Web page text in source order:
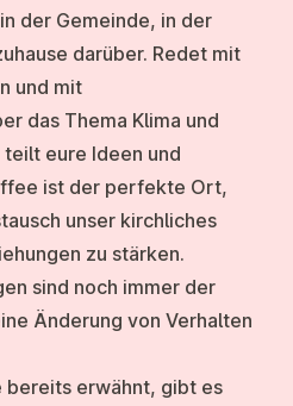
der Gemeinde, in der
darüber. Redet mit
und mit
das Thema Klima und
eure Ideen und
ist der perfekte Ort,
unser kirchliches
zu stärken.
sind noch immer der
Änderung von Verhalten
bereits erwähnt, gibt es